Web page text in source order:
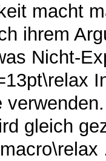
macht
ihrem
Nicht-
gleich